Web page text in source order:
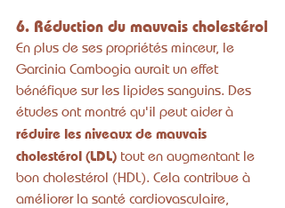
6. Réduction du mauvais cholestérol
En plus de ses propriétés minceur, le
Garcinia Cambogia aurait un effet
bénéfique sur les lipides sanguins. Des
études ont montré qu'il peut aider à
réduire les niveaux de mauvais
cholestérol (LDL) tout en augmentant le
bon cholestérol (HDL). Cela contribue à
améliorer la santé cardiovasculaire,